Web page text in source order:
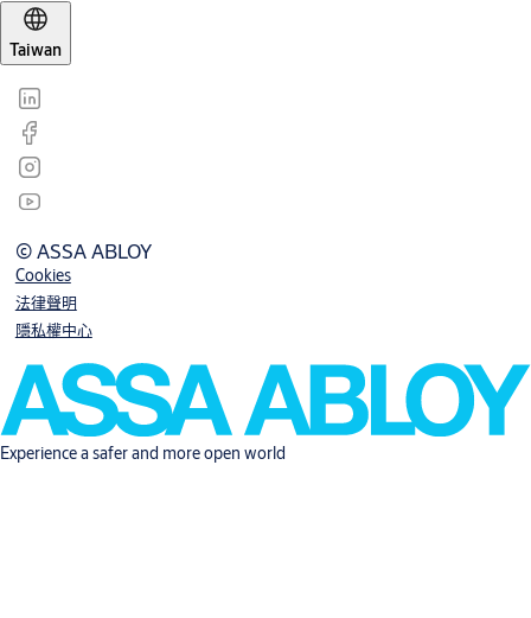
Taiwan
© ASSA ABLOY
Cookies
法律聲明
隱私權中心
Experience a safer and more open world